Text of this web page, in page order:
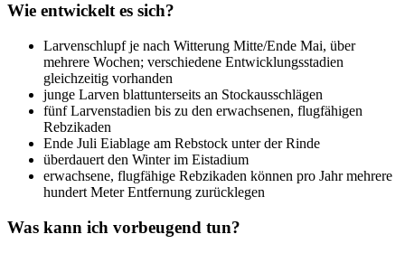
Wie entwickelt es sich?
Larvenschlupf je nach Witterung Mitte/Ende Mai, über
mehrere Wochen; verschiedene Entwicklungsstadien
gleichzeitig vorhanden
junge Larven blattunterseits an Stockausschlägen
fünf Larvenstadien bis zu den erwachsenen, flugfähigen
Rebzikaden
Ende Juli Eiablage am Rebstock unter der Rinde
überdauert den Winter im Eistadium
erwachsene, flugfähige Rebzikaden können pro Jahr mehrere
hundert Meter Entfernung zurücklegen
Was kann ich vorbeugend tun?